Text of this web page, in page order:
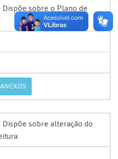
sobre o Plano de
ANEXOS
sobre alteração do